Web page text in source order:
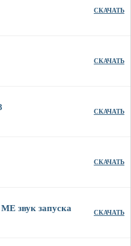
СКАЧАТЬ
СКАЧАТЬ
СКАЧАТЬ
СКАЧАТЬ
звук запуска СКАЧАТЬ